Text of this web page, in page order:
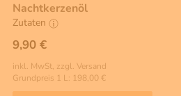
Nachtkerzenöl
Zutaten
9,90 €
inkl. MwSt, zzgl. Versand
Grundpreis 1 L: 198,00 €